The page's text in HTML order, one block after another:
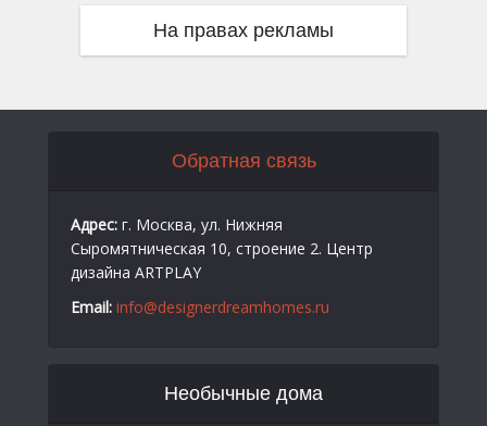
На правах рекламы
Обратная связь
Адрес: г. Москва, ул. Нижняя
Сыромятническая 10, строение 2. Центр
дизайна ARTPLAY
Email: info@designerdreamhomes.ru
Необычные дома